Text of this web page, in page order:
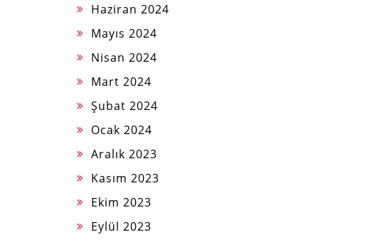
Haziran 2024
Mayıs 2024
Nisan 2024
Mart 2024
Şubat 2024
Ocak 2024
Aralık 2023
Kasım 2023
Ekim 2023
Eylül 2023